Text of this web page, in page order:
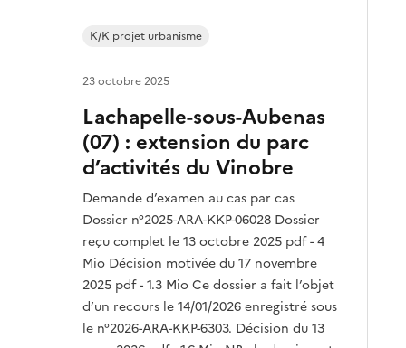
Lachapelle-sous-Aubenas
(07) : extension du parc
d’activités du Vinobre
Demande d’examen au cas par cas
Dossier n°2025-ARA-KKP-06028 Dossier
reçu complet le 13 octobre 2025 pdf - 4
Mio Décision motivée du 17 novembre
2025 pdf - 1.3 Mio Ce dossier a fait l’objet
d’un recours le 14/01/2026 enregistré sous
le n°2026-ARA-KKP-6303. Décision du 13
K/K projet urbanisme
23 octobre 2025